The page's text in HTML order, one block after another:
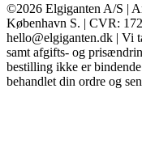
©2026 Elgiganten A/S |
København S. | CVR:
hello@elgiganten.dk | Vi
samt afgifts- og
bestilling ikke er
behandlet din ordre og